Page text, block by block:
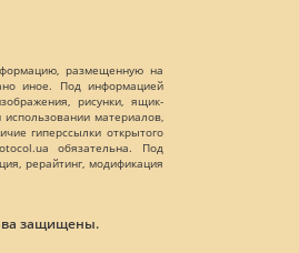
размещенную на
иное. Под информацией
рисунки, ящик-
материалов,
гиперссылки открытого
обязательна. Под
рерайтинг, модификация
защищены.